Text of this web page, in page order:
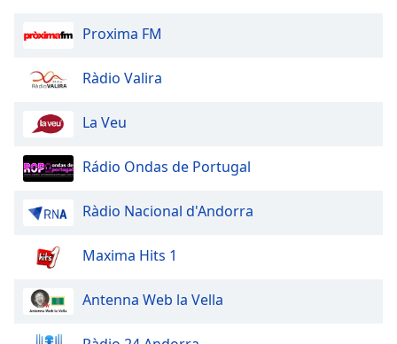
Font
Style
Family
Reset
Close
Modal
Proxima FM
Ràdio Valira
La Veu
Rádio Ondas de Portugal
Ràdio Nacional d'Andorra
Maxima Hits 1
Antenna Web la Vella